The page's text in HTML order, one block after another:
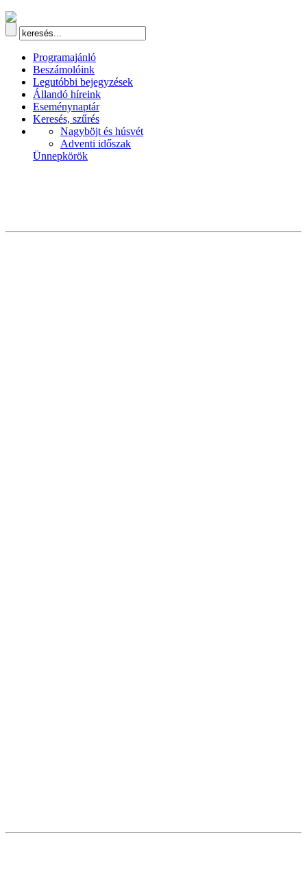
Programajánló
Beszámolóink
Legutóbbi bejegyzések
Állandó híreink
Eseménynaptár
Keresés, szűrés
Nagyböjt és húsvét
Adventi időszak
Ünnepkörök